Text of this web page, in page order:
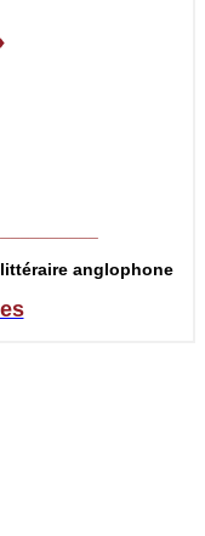
anglophone